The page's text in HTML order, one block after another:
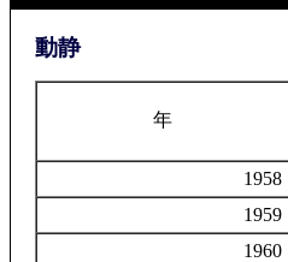
動静
年
1958
1959
1960